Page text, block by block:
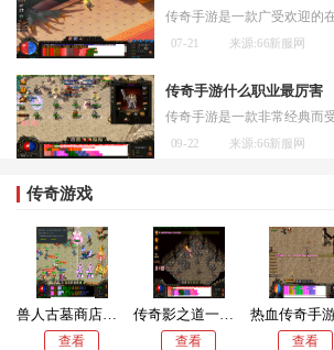
07-21 来源:66新服网
传奇手游什么职业最厉害
09-22 来源:66新服网
传奇游戏
查看
传奇影之道一层怎么走
查看 查看